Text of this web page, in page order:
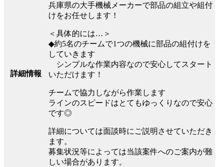
詳細情報
兵庫県の大手機械メーカーで部品の組立や組付
けをお任せします！
＜具体的には…＞
◆約5名のチームで1つの機械に部品の組付けを
していきます
シンプルな作業内容なので安心してスタート
いただけます！
チームで協力しながら作業します
ラインのスピードはとてもゆっくりなので安心
です◎
詳細については面談時にご説明させていただき
ます。
募集状況等によっては当該案件へのご案内が難
しい場合があります。